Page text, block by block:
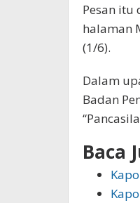
Pesan itu
halaman
(1/6).
Dalam
Badan
Baca